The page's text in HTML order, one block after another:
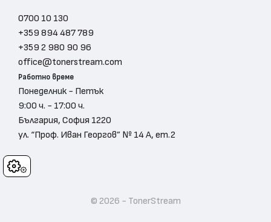
Cookies
0700 10 130
+359 894 487 789
+359 2 980 90 96
office@tonerstream.com
Работно време
Понеделник - Петък
9:00 ч. - 17:00 ч.
България, София 1220
ул. “Проф. Иван Георгов” № 14 А, ет.2
© 2026 - TonerStream